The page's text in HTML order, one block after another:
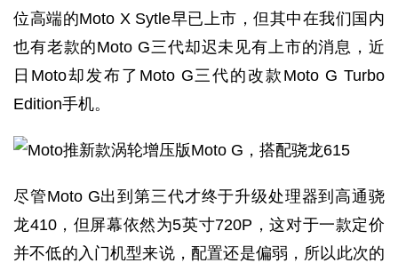
位高端的Moto X Sytle早已上市，但其中在我们国内
也有老款的Moto G三代却迟未见有上市的消息，近
日Moto却发布了Moto G三代的改款Moto G Turbo
Edition手机。
尽管Moto G出到第三代才终于升级处理器到高通骁
龙410，但屏幕依然为5英寸720P，这对于一款定价
并不低的入门机型来说，配置还是偏弱，所以此次的